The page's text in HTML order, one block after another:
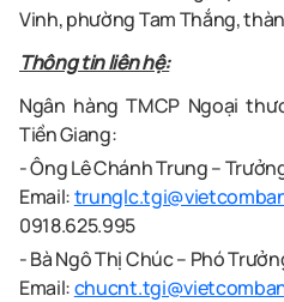
Vinh, phường Tam Thắng,
Thông tin liên hệ:
Ngân hàng TMCP Ngoại
Tiền Giang:
- Ông Lê Chánh Trung –
Email:
0918.625.995
- Bà Ngô Thị Chúc – Phó
Email: